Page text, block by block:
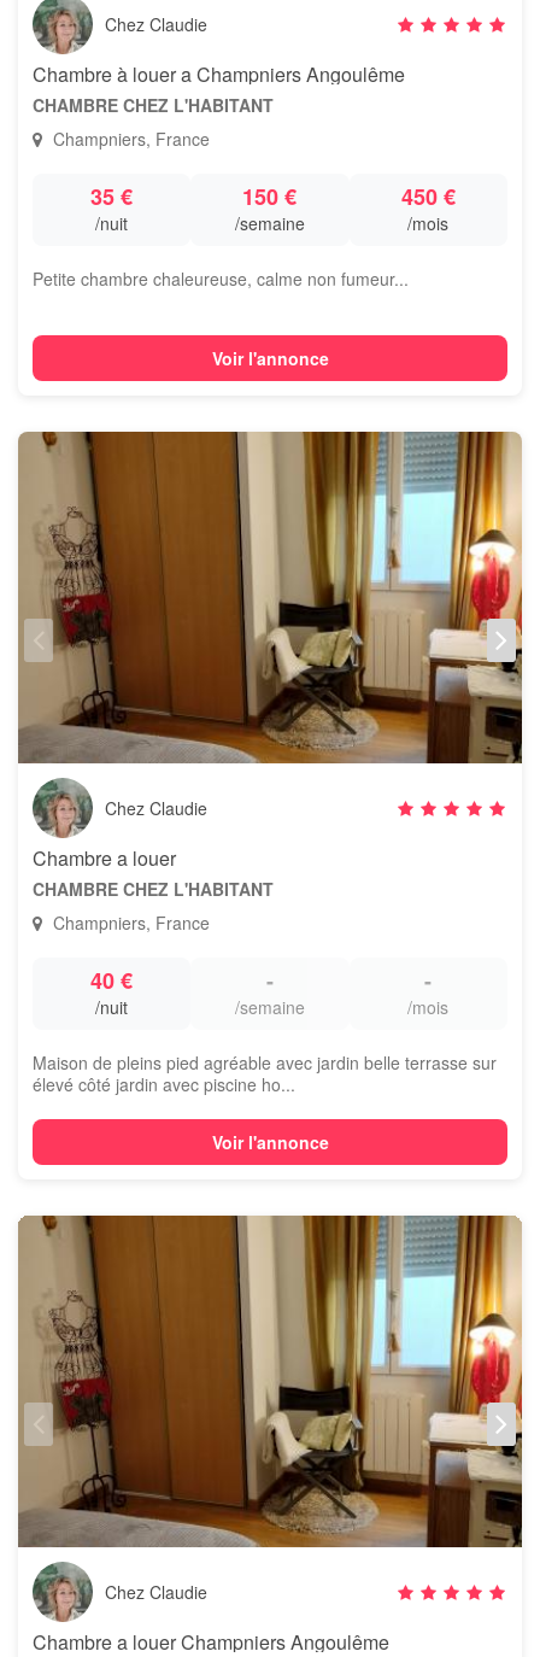
Chez Claudie
Chambre à louer a Champniers Angoulême
CHAMBRE CHEZ L'HABITANT
Champniers, France
35 €
/nuit
150 €
/semaine
450 €
/mois
Petite chambre chaleureuse, calme non fumeur...
Voir l'annonce
Chez Claudie
Chambre a louer
CHAMBRE CHEZ L'HABITANT
Champniers, France
40 €
/nuit
-
/semaine
-
/mois
Maison de pleins pied agréable avec jardin belle terrasse sur
élevé côté jardin avec piscine ho...
Voir l'annonce
Chez Claudie
Chambre a louer Champniers Angoulême